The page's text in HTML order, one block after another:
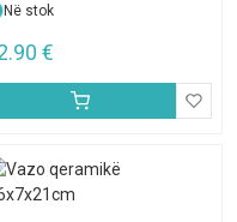
Në stok
€